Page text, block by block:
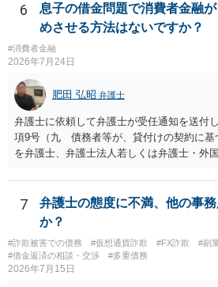
6
息子の借金問題で消費者金融
めさせる方法はないですか？
#消費者金融
2026年7月24日
肥田 弘昭 弁護士
弁護士に依頼して弁護士が受任通知を送付
項9号（九 債務者等が、貸付けの契約に基
を弁護士、弁護士法人若しくは弁護士・外
等」という。）に委託し、又はその処理の
民事事件に関する手続をとり、弁護士等又
の旨の通知があつた場合において、正当な
に対し、電話をかけ、電報を送達し、若し
いて送信し、又は訪問する方法により、当
求し、これに対し債務者等から直接要求し
7
弁護士の態度に不満、他の事
か？
#詐欺被害での債務 #仮想通貨詐欺 #FX詐欺
#副
#借金返済の相談・交渉
#多重債務
2026年7月15日